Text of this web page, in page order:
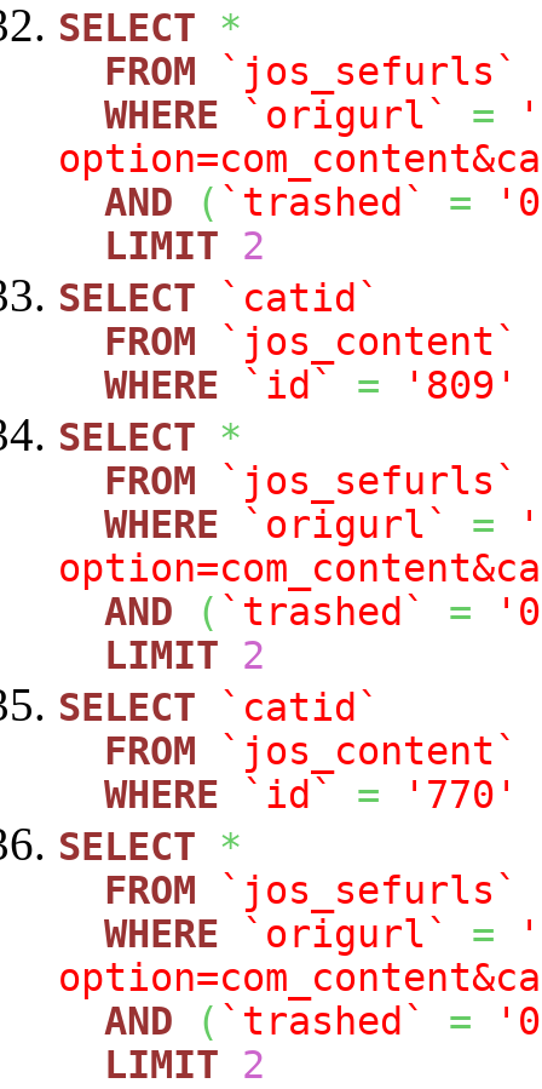
SELECT
*
FROM
`jos_sefurls`
WHERE
`origurl` =
AND
( `trashed` =
LIMIT
2
SELECT
`catid`
FROM
`jos_content`
WHERE
`id` =
'809'
SELECT
*
FROM
`jos_sefurls`
WHERE
`origurl` =
AND
( `trashed` =
LIMIT
2
SELECT
`catid`
FROM
`jos_content`
WHERE
`id` =
'770'
SELECT
*
FROM
`jos_sefurls`
WHERE
`origurl` =
AND
( `trashed` =
LIMIT
2